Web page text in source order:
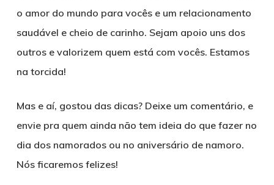
o amor do mundo para vocês e um relacionamento
saudável e cheio de carinho. Sejam apoio uns dos
outros e valorizem quem está com vocês. Estamos
na torcida!
Mas e aí, gostou das dicas? Deixe um comentário, e
envie pra quem ainda não tem ideia do que fazer no
dia dos namorados ou no aniversário de namoro.
Nós ficaremos felizes!